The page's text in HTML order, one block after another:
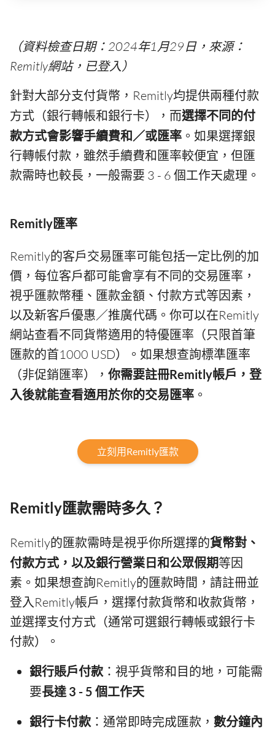
（資料檢查日期：2024年1月29日，來源：
Remitly網站，已登入）
針對大部分支付貨幣，Remitly均提供兩種付款
方式（銀行轉帳和銀行卡），而選擇不同的付
款方式會影響手續費和／或匯率 。如果選擇銀
行轉帳付款，雖然手續費和匯率較便宜，但匯
款需時也較長，一般需要 3 - 6 個工作天處理。
Remitly匯率
Remitly的客戶交易匯率可能包括一定比例的加
價，每位客戶都可能會享有不同的交易匯率，
視乎匯款幣種、匯款金額、付款方式等因素，
以及新客戶優惠／推廣代碼。你可以在Remitly
網站查看不同貨幣適用的特優匯率（只限首筆
匯款的首1000 USD）。如果想查詢標準匯率
（非促銷匯率）， 你需要註冊Remitly帳戶，登
入後就能查看適用於你的交易匯率 。
立刻用Remitly匯款
Remitly匯款需時多久？
Remitly的匯款需時是視乎你所選擇的貨幣對、
付款方式，以及銀行營業日和公眾假期等因
素。如果想查詢Remitly的匯款時間，請註冊並
登入Remitly帳戶，選擇付款貨幣和收款貨幣，
並選擇支付方式（通常可選銀行轉帳或銀行卡
付款）。
銀行賬戶付款 ：視乎貨幣和目的地，可能需
要長達 3 - 5 個工作天
銀行卡付款 ：通常即時完成匯款， 數分鐘內